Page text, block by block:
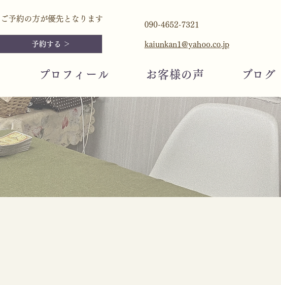
ご予約の方が優先となります
予約する ＞
090-4652-7321
kaiunkan1@yahoo.co.jp
プロフィール お客様の声 ​ブログ